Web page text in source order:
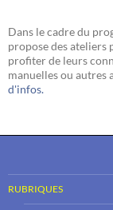
Dans le cadre du
propose des ateliers
profiter de leurs
manuelles ou autres
d'infos.
RUBRIQUES